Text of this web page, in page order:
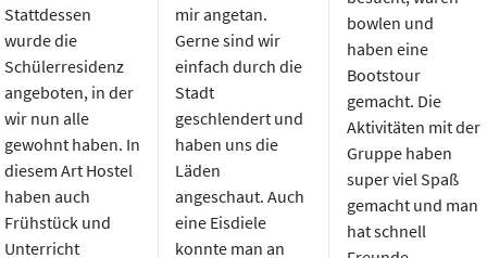
Stattdessen
wurde die
Schülerresidenz
angeboten, in der
wir nun alle
gewohnt haben. In
diesem Art Hostel
haben auch
Frühstück und
Unterricht
mir angetan.
Gerne sind wir
einfach durch die
Stadt
geschlendert und
haben uns die
Läden
angeschaut. Auch
eine Eisdiele
konnte man an
bowlen und
haben eine
Bootstour
gemacht. Die
Aktivitäten mit der
Gruppe haben
super viel Spaß
gemacht und man
hat schnell